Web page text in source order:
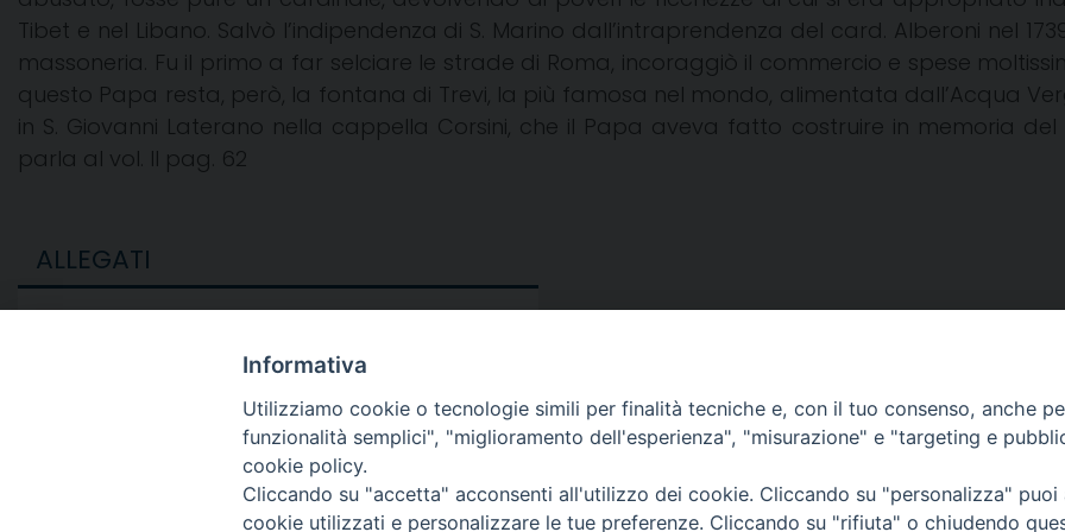
Tibet e nel Libano. Salvò l’indipendenza di S. Marino dall’intraprendenza del card. Alberoni nel
massoneria. Fu il primo a far selciare le strade di Roma, incoraggiò il commercio e spese
questo Papa resta, però, la fontana di Trevi, la più famosa nel mondo, alimentata dall’Acqua
in S. Giovanni Laterano nella cappella Corsini, che il Papa aveva fatto costruire in memoria
parla al vol. II pag. 62
ALLEGATI
Informativa
Utilizziamo cookie o tecnologie simili per finalità tecniche e, con il tuo consenso, anche
funzionalità semplici", "miglioramento dell'esperienza", "misurazione" e "targeting e
cookie policy.
Cliccando su "accetta" acconsenti all'utilizzo dei cookie. Cliccando su "personalizza"
cookie utilizzati e personalizzare le tue preferenze. Cliccando su "rifiuta" o chiudendo